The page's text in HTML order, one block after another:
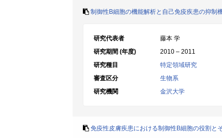
制御性B細胞の機能解析と自己免疫疾患の抑制
研究代表者
藤本 学
研究期間 (年度)
2010 – 2011
研究種目
特定領域研究
審査区分
生物系
研究機関
金沢大学
免疫性皮膚疾患における制御性B細胞の役割と